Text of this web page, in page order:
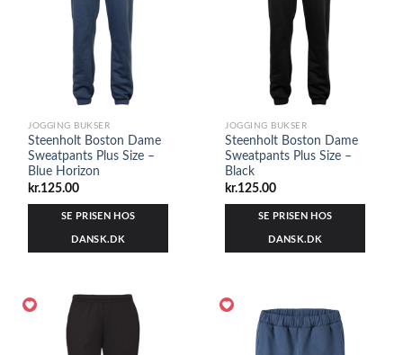
JOGGING BUKSER
Steenholt Boston Dame
Sweatpants Plus Size –
Blue Horizon
kr.125.00
SE PRISEN HOS
DANSK.DK
JOGGING BUKSER
Steenholt Boston Dame
Sweatpants Plus Size –
Black
kr.125.00
SE PRISEN HOS
DANSK.DK